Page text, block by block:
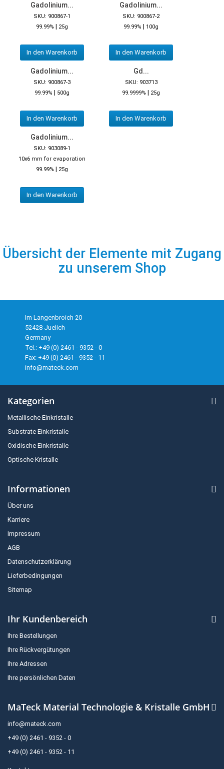
Gadolinium...
SKU: 900867-1
99.99% | 25g
In den Warenkorb
Gadolinium...
SKU: 900867-2
99.99% | 100g
In den Warenkorb
Gadolinium...
SKU: 900867-3
99.99% | 500g
In den Warenkorb
Gd...
SKU: 903713
99.9999% | 25g
In den Warenkorb
Gadolinium...
SKU: 903089-1
10x6 mm for evaporation
99.99% | 25g
In den Warenkorb
Übersicht der Elemente mit Zugang
zu unserem Shop
Im Langenbroich 20
52428 Juelich
Germany
Tel.: +49 (0) 2461 - 9352 - 0
Fax: +49 (0) 2461 - 9352 - 11
info@mateck.com
Kategorien
Metallische Einkristalle
Substrate Einkristalle
Oxidische Einkristalle
Optische Kristalle
Informationen
Über uns
Karriere
Impressum
AGB
Datenschutzerklärung
Lieferbedingungen
Sitemap
Ihr Kundenbereich
Ihre Bestellungen
Ihre Rückvergütungen
Ihre Adressen
Ihre persönlichen Daten
MaTeck Material Technologie & Kristalle GmbH
info@mateck.com
+49 (0) 2461 - 9352 - 0
+49 (0) 2461 - 9352 - 11